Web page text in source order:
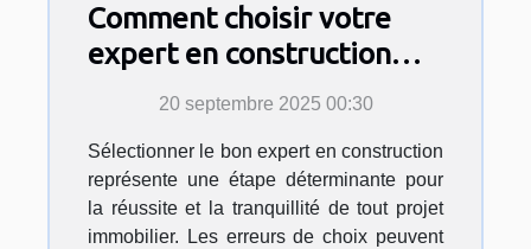
Comment choisir votre
expert en construction
pour sécuriser votre
20 septembre 2025 00:30
Sélectionner le bon expert en construction
représente une étape déterminante pour
la réussite et la tranquillité de tout projet
immobilier. Les erreurs de choix peuvent